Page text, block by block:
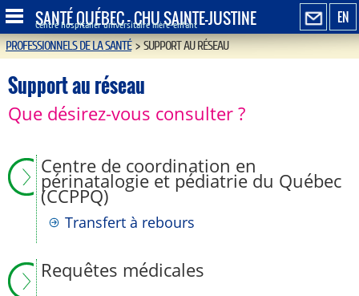
EN
SANTÉ QUÉBEC - CHU SAINTE-JUSTINE
Centre hospitalier universitaire mère-enfant
PROFESSIONNELS DE LA SANTÉ>SUPPORT AU RÉSEAU
Support au réseau
Que désirez-vous consulter ?
Centre de coordination en
périnatalogie et pédiatrie du Québec
(CCPPQ)
Transfert à rebours
Requêtes médicales